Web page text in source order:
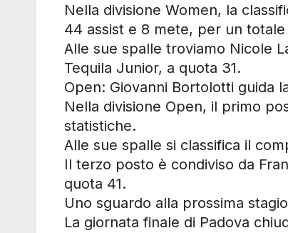
Nella divisione Women, la
44 assist e 8 mete, per un
Alle sue spalle troviamo Nicole
Tequila Junior, a quota 31.
Open: Giovanni Bortolotti guida
Nella divisione Open, il primo
statistiche.
Alle sue spalle si classifica il
Il terzo posto è condiviso da
quota 41.
Uno sguardo alla prossima
La giornata finale di Padova